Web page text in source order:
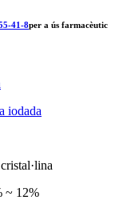
41-8per a ús farmacèutic
iodada
~ 12%